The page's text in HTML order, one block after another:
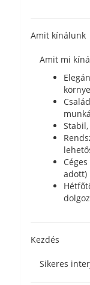
Amit kínálunk
Amit mi
adott)
Kezdés
Sikeres